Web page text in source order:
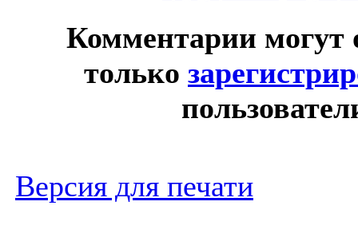
Комментарии могут
только
Версия для печати